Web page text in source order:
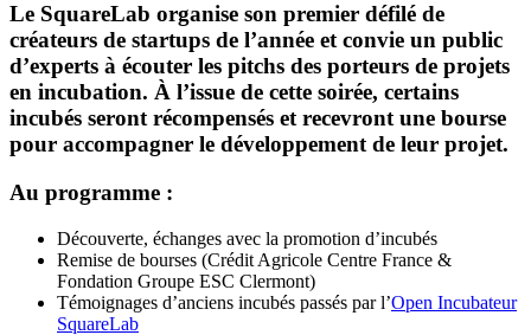
Le SquareLab organise son premier défilé de
créateurs de startups de l’année et convie un public
d’experts à écouter les pitchs des porteurs de projets
en incubation. À l’issue de cette soirée, certains
incubés seront récompensés et recevront une bourse
pour accompagner le développement de leur projet.
Au programme :
Découverte, échanges avec la promotion d’incubés
Remise de bourses (Crédit Agricole Centre France &
Fondation Groupe ESC Clermont)
Témoignages d’anciens incubés passés par l’Open Incubateur
SquareLab